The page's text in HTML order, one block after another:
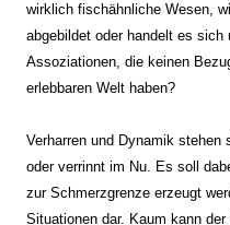
wirklich fischähnliche Wesen,
abgebildet oder handelt es
Assoziationen, die keinen
erlebbaren Welt haben?
Verharren und Dynamik stehen
oder verrinnt im Nu. Es soll
zur Schmerzgrenze erzeugt
Situationen dar. Kaum kann